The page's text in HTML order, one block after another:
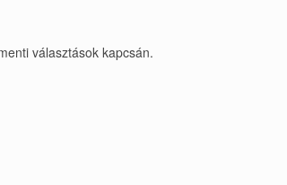
választások kapcsán.